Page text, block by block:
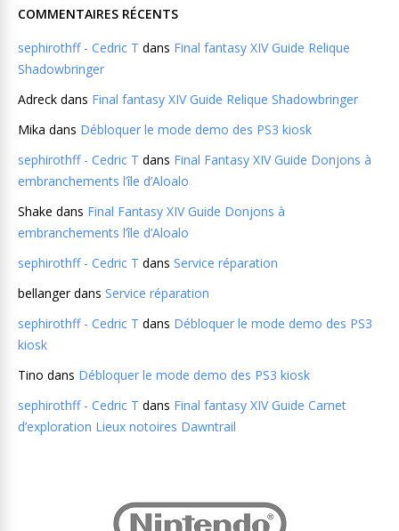
COMMENTAIRES RÉCENTS
sephirothff - Cedric T dans Final fantasy XIV Guide Relique
Shadowbringer
Adreck dans Final fantasy XIV Guide Relique Shadowbringer
Mika dans Débloquer le mode demo des PS3 kiosk
sephirothff - Cedric T dans Final Fantasy XIV Guide Donjons à
embranchements l’île d’Aloalo
Shake dans Final Fantasy XIV Guide Donjons à
embranchements l’île d’Aloalo
sephirothff - Cedric T dans Service réparation
bellangerdans Service réparation
sephirothff - Cedric T dans Débloquer le mode demo des PS3
kiosk
Tino dans Débloquer le mode demo des PS3 kiosk
sephirothff - Cedric T dans Final fantasy XIV Guide Carnet
d’exploration Lieux notoires Dawntrail